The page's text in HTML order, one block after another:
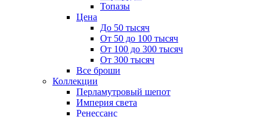
Топазы
Цена
До 50 тысяч
От 50 до 100 тысяч
От 100 до 300 тысяч
От 300 тысяч
Все броши
Коллекции
Перламутровый шепот
Империя света
Ренессанс